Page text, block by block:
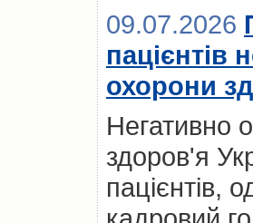
09.07.2026
пацієнтів
охорони
Негативно
здоров'я
пацієнтів,